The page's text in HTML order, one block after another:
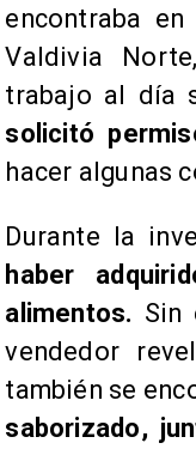
encontraba
Valdivia
trabajo al día
solicitó
hacer algunas
Durante la
haber
alimentos. Sin
vendedor
también se
saborizado,